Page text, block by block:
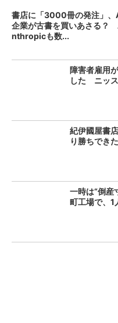
書店に「3000冊の発注」、
企業が古書を買いあさる？
nthropicも数...
障害者雇用
した ニッス
紀伊國屋書
り勝ちでき
一時は“倒
町工場で、